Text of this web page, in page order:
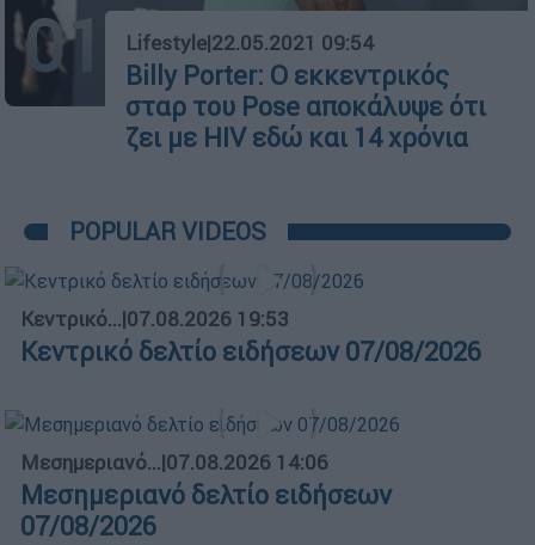
01 Lifestyle|22.05.2021 09:54
Billy Porter: Ο εκκεντρικός
σταρ του Pose αποκάλυψε ότι
ζει με HIV εδώ και 14 χρόνια
POPULAR VIDEOS
Κεντρικό...|07.08.2026 19:53
Κεντρικό δελτίο ειδήσεων 07/08/2026
Μεσημεριανό...|07.08.2026 14:06
Μεσημεριανό δελτίο ειδήσεων
07/08/2026